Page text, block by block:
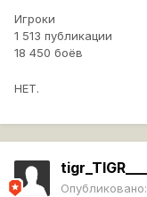
Игроки
1 513 публикации
18 450 боёв
НЕТ.
tigr_TIGR___
Опубликовано: